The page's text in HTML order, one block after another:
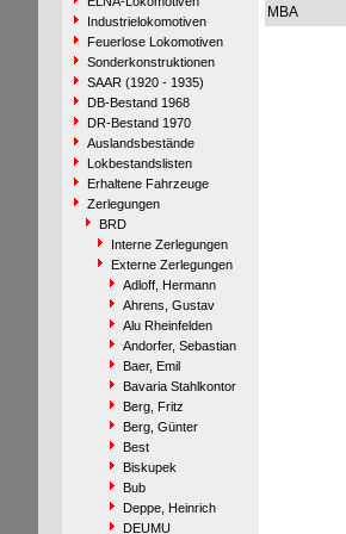
Industrielokomotiven
Feuerlose Lokomotiven
Sonderkonstruktionen
SAAR (1920 - 1935)
DB-Bestand 1968
DR-Bestand 1970
Auslandsbestände
Lokbestandslisten
Erhaltene Fahrzeuge
Zerlegungen
BRD
Interne Zerlegungen
Externe Zerlegungen
Adloff, Hermann
Ahrens, Gustav
Alu Rheinfelden
Andorfer, Sebastian
Baer, Emil
Bavaria Stahlkontor
Berg, Fritz
Berg, Günter
Best
Biskupek
Bub
Deppe, Heinrich
DEUMU
MBA